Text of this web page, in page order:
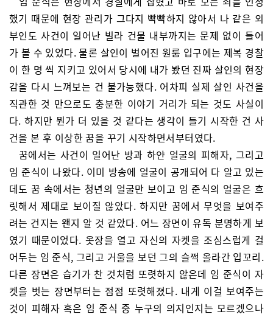
했기 때문에 현장 관리가 그다지 빡빡하지 않아서 나 같은 외
부인도 사건이 일어난 빌라 건물 내부까지는 문제 없이 들어
가 볼 수 있었다. 물론 살인이 벌어진 원룸 입구에는 제복 경찰
이 한 명 씩 지키고 있어서 당시에 내가 봤던 진짜 살인의 현장
감을 다시 느껴보는 건 불가능했다. 어차피 실제 살인 사건을
직관한 것 만으로도 충분한 이야기 거리가 되는 것도 사실이
다. 하지만 뭔가 더 있을 것 같다는 생각이 들기 시작한 건 사
건을 본 후 이상한 꿈을 꾸기 시작하면서부터였다.
꿈에서는 사건이 일어난 방과 하얀 얼굴의 피해자, 그리고
임 준식이 나왔다. 이미 방송에 얼굴이 공개되어 다 알고 있는
데도 꿈 속에서는 청년의 얼굴만 보이고 임 준식의 얼굴은 흐
릿해서 제대로 보이질 않았다. 하지만 꿈에서 무엇을 보여주
려는 건지는 왠지 알 것 같았다. 어느 장면이 유독 분명하게 보
였기 때문이었다. 옷장을 열고 자신의 자켓을 조심스럽게 걸
어두는 임 준식, 그리고 거울을 보던 그의 슬쩍 올라간 입꼬리.
다른 장면은 습기가 찬 것처럼 또렷하지 않은데 임 준식이 자
켓을 벗는 장면부터는 점점 또렷해졌다. 내게 이걸 보여주는
것이 피해자 혹은 임 준식 중 누구의 의지인지는 모르겠으나